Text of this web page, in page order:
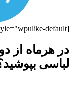
[wp_ulike button_type="image" style="wpulike-default"]
در هرماه از
لباسی